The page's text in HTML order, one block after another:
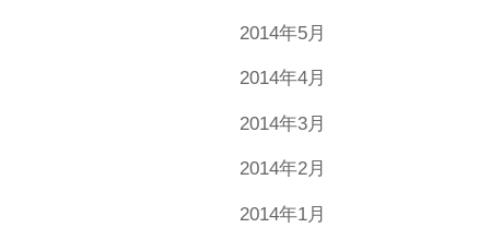
2014年5月
2014年4月
2014年3月
2014年2月
2014年1月